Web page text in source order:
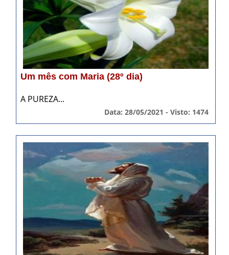
Um mês com Maria (28º dia)
A PUREZA...
Data: 28/05/2021 - Visto: 1474